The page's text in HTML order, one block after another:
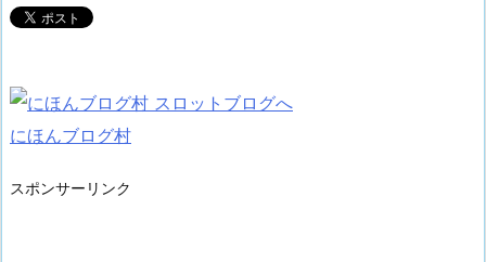
にほんブログ村
スポンサーリンク